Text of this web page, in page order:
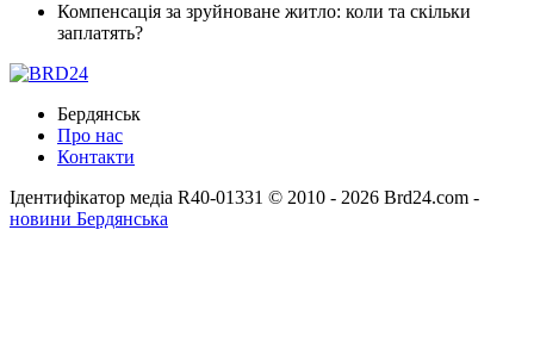
Компенсація за зруйноване житло: коли та скільки
заплатять?
Бердянськ
Про нас
Контакти
Ідентифікатор медіа R40-01331 © 2010 - 2026 Brd24.com -
новини Бердянська